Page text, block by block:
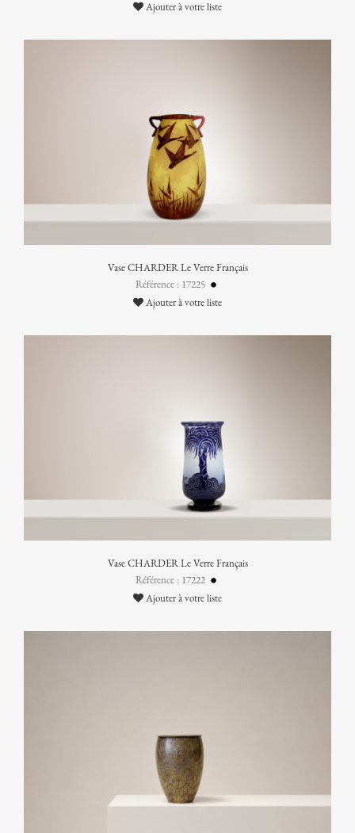
Ajouter à votre liste
Vase CHARDER Le Verre Français
Référence : 17225
Ajouter à votre liste
Vase CHARDER Le Verre Français
Référence : 17222
Ajouter à votre liste